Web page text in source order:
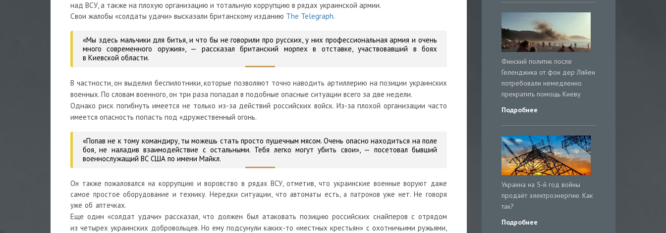
над ВСУ, а также на плохую организацию и тотальную коррупцию в рядах украинской армии.
Свои жалобы «солдаты удачи» высказали британскому изданию The Telegraph.
«Мы здесь мальчики для битья, и что бы не говорили про русских, у них профессиональная армия и очень
много современного оружия», — рассказал британский морпех в отставке, участвовавший в боях
в Киевской области.
В частности, он выделил беспилотники, которые позволяют точно наводить артиллерию на позиции украинских
военных. По словам военного, он три раза попадал в подобные опасные ситуации всего за две недели.
Однако риск погибнуть имеется не только из-за действий российских войск. Из-за плохой организации часто
имеется опасность попасть под «дружественный огонь.
«Попав не к тому командиру, ты можешь стать просто пушечным мясом. Очень опасно находиться на поле
боя, не наладив взаимодействие с остальными. Тебя легко могут убить свои», — посетовал бывший
военнослужащий ВС США по имени Майкл.
Он также пожаловался на коррупцию и воровство в рядах ВСУ, отметив, что украинские военные воруют даже
самое простое оборудование и технику. Нередки ситуации, что автоматы есть, а патронов уже нет. Не говоря
уже об аптечках.
Еще один «солдат удачи» рассказал, что должен был атаковать позицию российских снайперов с отрядом
из четырех украинских добровольцев. Но ему подсунули каких-то «местных крестьян» с охотничьими ружьями,
Финский политик после
Геленджика от фон дер Ляйен
потребовали немедленно
прекратить помощь Киеву
Подробнее
Украина на 5-й год войны
продаёт электроэнергию. Как
так?
Подробнее